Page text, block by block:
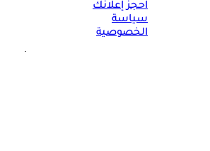
احجز إعلانك
سياسة
الخصوصية